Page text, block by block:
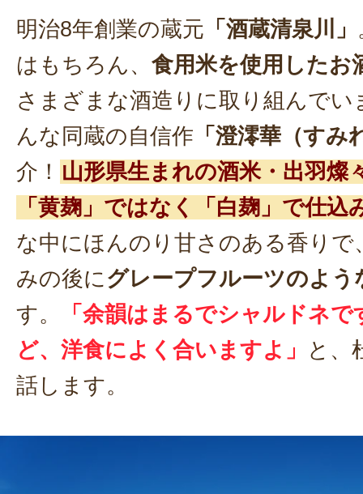
明治8年創業の蔵元 「酒蔵清泉川」
はもちろん、 食用米を使用したお
さまざまな酒造りに取り組んでい
んな同蔵の自信作 「澄澪華（すみ
介！ 山形県生まれの酒米・出羽燦
「黄麹」ではなく「白麹」で仕込
な中にほんのり甘さのある香りで
みの後にグレープフルーツのよう
す。
「余韻はまるでシャルドネ
ど、洋食によく合いますよ」
と、
話します。